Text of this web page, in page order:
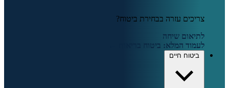
צריכים עזרה בבחירת ביטוח?
לתיאום שיחה
לעמוד המלא: ביטוח בריאות ←
ביטוח חיים